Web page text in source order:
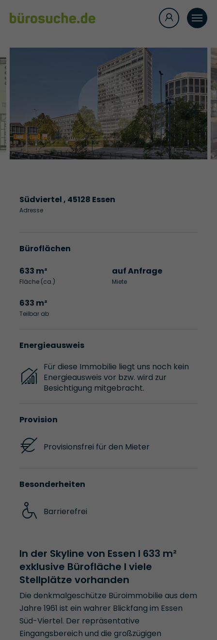
Südviertel , 45128 Essen
Adresse
Büroflächen
633 m²
Fläche (ca.)
auf Anfrage
Miete
633 m²
Teilbar ab
Energieausweis
Für diese Immobilie liegt uns noch kein
Energieausweis vor bzw. wird zur
Besichtigung mitgebracht.
Provision
Provisionsfrei für den Mieter
Besonderheiten
Barrierefrei
In der Skyline von Essen l 633 m²
exklusive Bürofläche l viele
Stellplätze vorhanden
Die denkmalgeschütze Büroimmobilie aus dem
Jahre 1961 ist ein wahrer Blickfang im Essen
Süd-Viertel. Der repräsentative
Eingangsbereich und die großzügigen